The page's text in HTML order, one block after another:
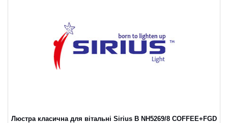
Люстра класична для вітальні Sirius B NH5269/8 COFFEE+FGD